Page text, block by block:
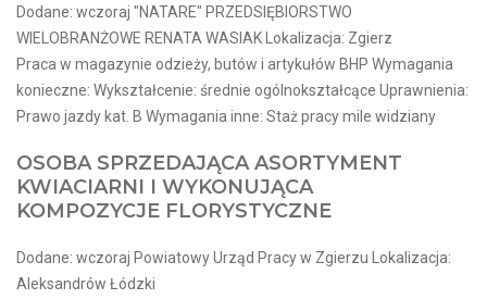
Dodane: wczoraj "NATARE" PRZEDSIĘBIORSTWO
WIELOBRANŻOWE RENATA WASIAK Lokalizacja: Zgierz
Praca w magazynie odzieży, butów i artykułów BHP Wymagania
konieczne: Wykształcenie: średnie ogólnokształcące Uprawnienia:
Prawo jazdy kat. B Wymagania inne: Staż pracy mile widziany
OSOBA SPRZEDAJĄCA ASORTYMENT
KWIACIARNI I WYKONUJĄCA
KOMPOZYCJE FLORYSTYCZNE
Dodane: wczoraj Powiatowy Urząd Pracy w Zgierzu Lokalizacja:
Aleksandrów Łódzki